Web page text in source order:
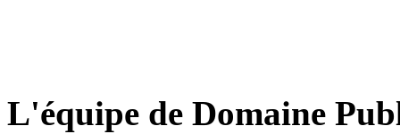
L'équipe de Domaine